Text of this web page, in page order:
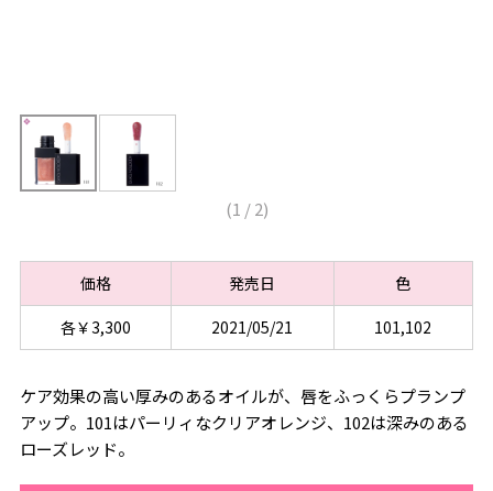
(1 /2)
価格 発売日
色
各￥3,300
2021/05/21 101,102
ケア効果の高い厚みのあるオイルが、唇をふっくらプランプ
アップ。101はパーリィなクリアオレンジ、102は深みのある
ローズレッド。